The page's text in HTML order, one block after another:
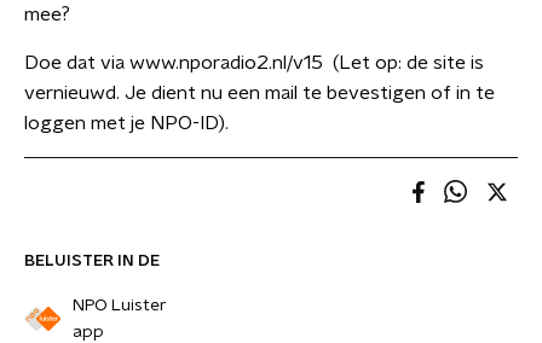
BELUISTER IN DE
NPO Luister
app
mee?
Doe dat via www.nporadio2.nl/v15 (Let op: de site is
vernieuwd. Je dient nu een mail te bevestigen of in te
loggen met je NPO-ID).